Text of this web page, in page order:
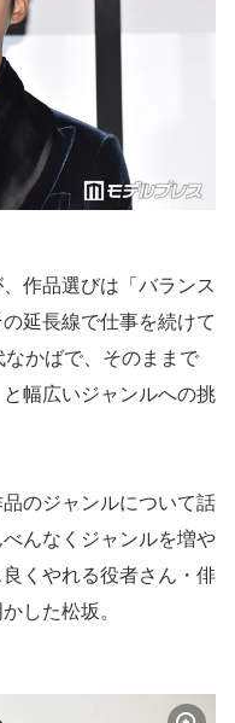
作品選びは「バランス
延長線で仕事を続けて
かばで、そのままで
幅広いジャンルへの挑
のジャンルについて話
んなくジャンルを増や
くやれる役者さん・俳
した松坂。